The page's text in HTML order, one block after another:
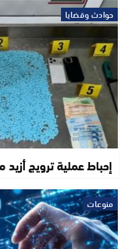
حوادث وقضايا
إحباط عملية ترويج أزيد من 7000 قرص مخدر
منوعات